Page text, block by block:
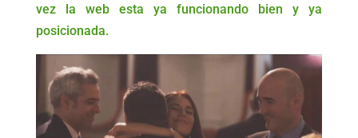
vez la web esta ya funcionando bien y ya
posicionada.